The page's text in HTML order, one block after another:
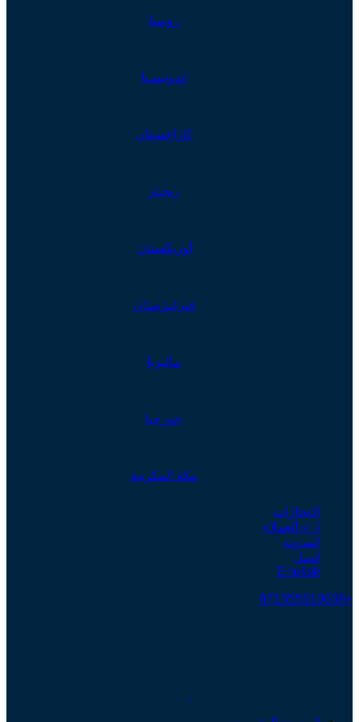
روسيا
إندونيسيا
كازاخستان
زنجبار
أوزبكستان
قيرغيزستان
ماليزيا
جورجيا
مكة المكرمة
الانجازات
اراء العملاء
المدونة
اتصل
English
+971555510638